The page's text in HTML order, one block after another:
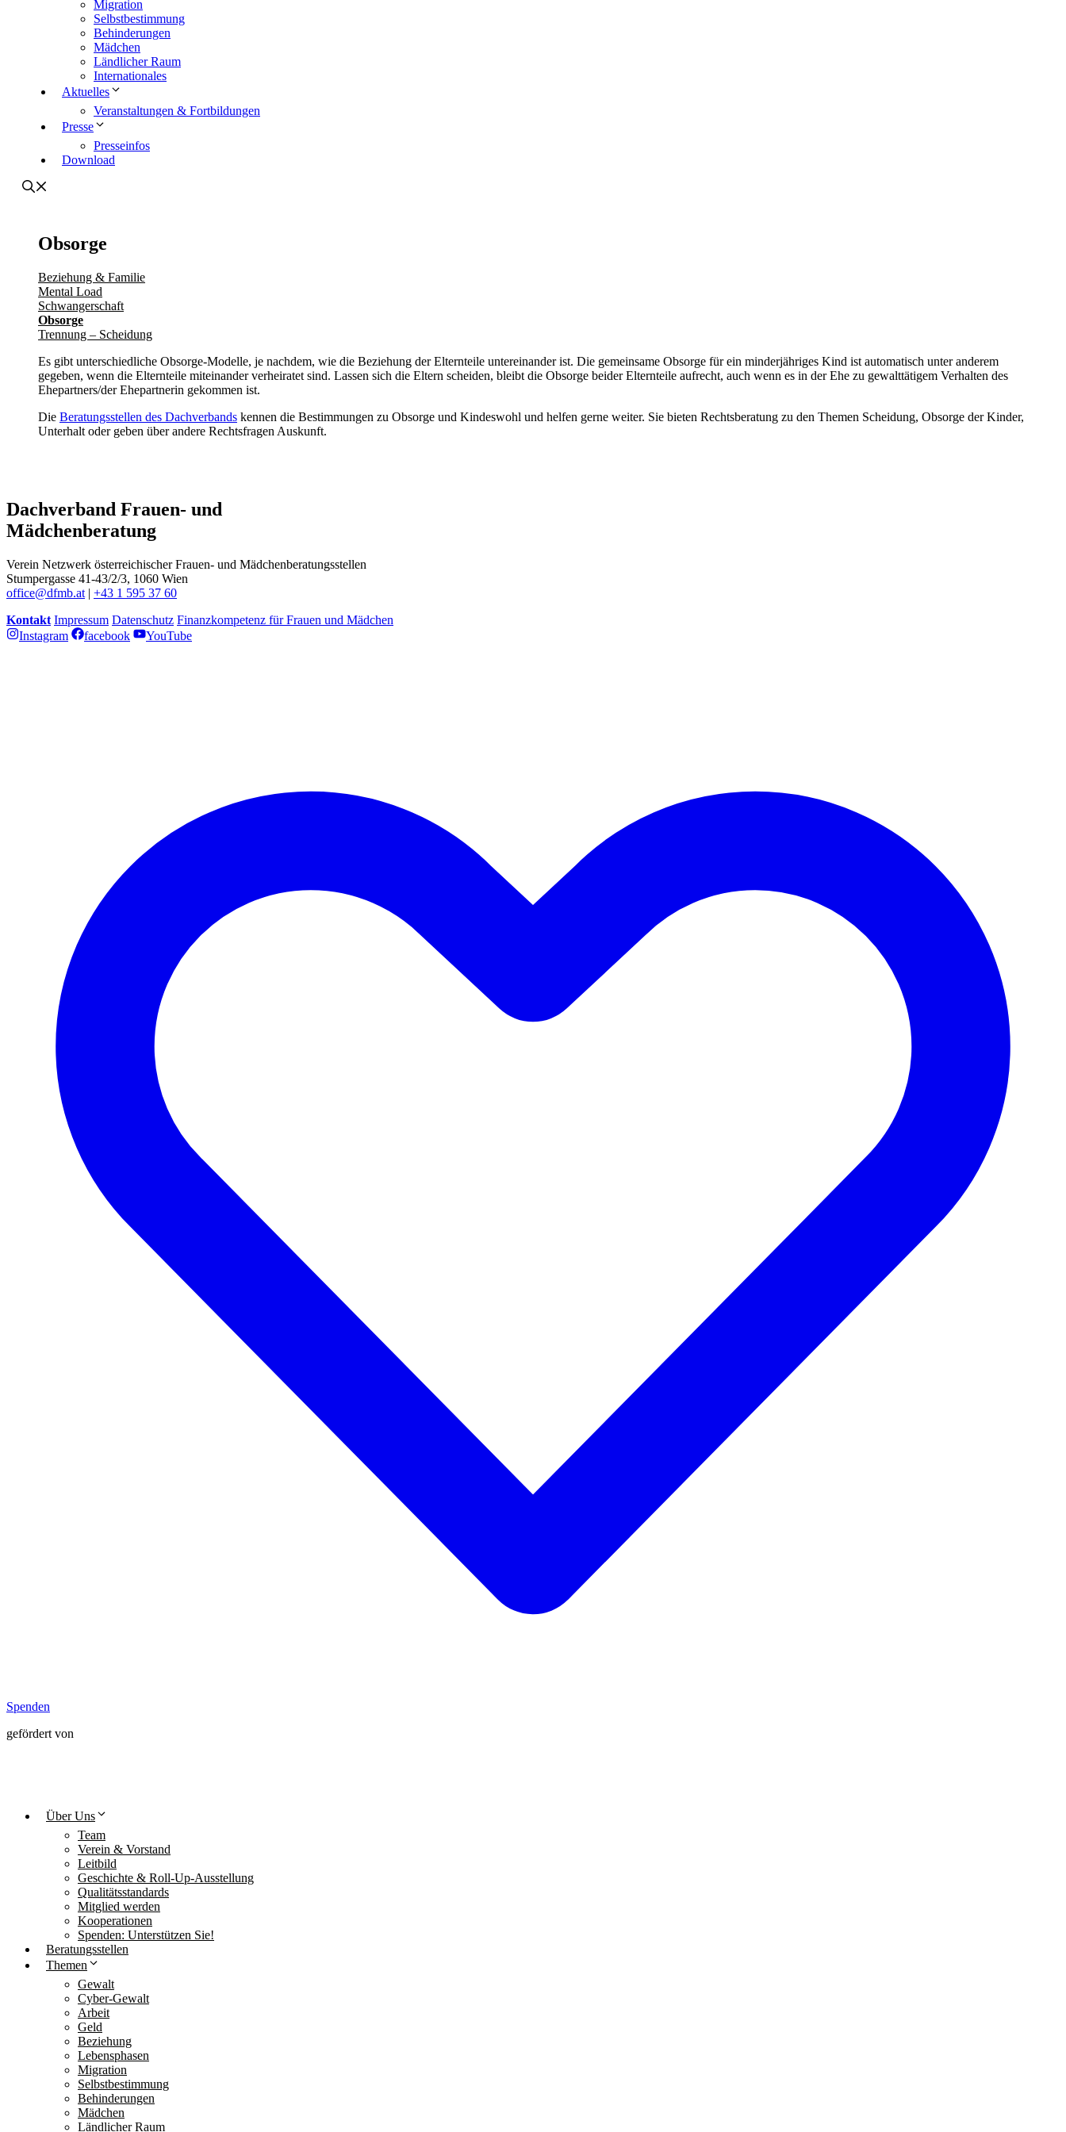
Migration
Selbstbestimmung
Behinderungen
Mädchen
Ländlicher Raum
Internationales
Aktuelles
Veranstaltungen & Fortbildungen
Presse
Presseinfos
Download
Obsorge
Beziehung & Familie
Mental Load
Schwangerschaft
Obsorge
Trennung – Scheidung
Es gibt unterschiedliche Obsorge-Modelle, je nachdem, wie die Beziehung der Elternteile untereinander ist. Die gemeinsame Obsorge für ein minderjähriges Kind ist automatisch unter anderem
gegeben, wenn die Elternteile miteinander verheiratet sind. Lassen sich die Eltern scheiden, bleibt die Obsorge beider Elternteile aufrecht, auch wenn es in der Ehe zu gewalttätigem Verhalten des
Ehepartners/der Ehepartnerin gekommen ist.
Die Beratungsstellen des Dachverbands kennen die Bestimmungen zu Obsorge und Kindeswohl und helfen gerne weiter. Sie bieten Rechtsberatung zu den Themen Scheidung, Obsorge der Kinder,
Unterhalt oder geben über andere Rechtsfragen Auskunft.
Dachverband Frauen- und
Mädchenberatung
Verein Netzwerk österreichischer Frauen- und Mädchenberatungsstellen
Stumpergasse 41-43/2/3, 1060 Wien
office@dfmb.at | +43 1 595 37 60
Kontakt Impressum Datenschutz Finanzkompetenz für Frauen und Mädchen
Instagram
facebook YouTube
Spenden
gefördert von
Über Uns
Team
Verein & Vorstand
Leitbild
Geschichte & Roll-Up-Ausstellung
Qualitätsstandards
Mitglied werden
Kooperationen
Spenden: Unterstützen Sie!
Beratungsstellen
Themen
Gewalt
Cyber-Gewalt
Arbeit
Geld
Beziehung
Lebensphasen
Migration
Selbstbestimmung
Behinderungen
Mädchen
Ländlicher Raum